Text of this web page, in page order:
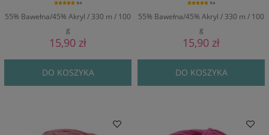
55% Bawełna/45% Akryl / 330 m / 100
g
5.0
15,90 zł
DO KOSZYKA
55% Bawełna/45% Akryl / 330 m / 100
g
5.0
15,90 zł
DO KOSZYKA